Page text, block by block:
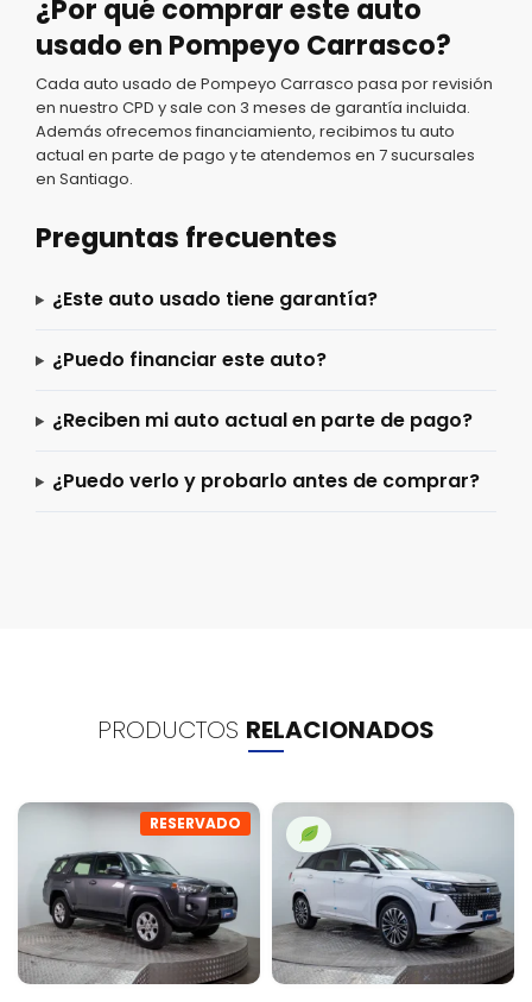
¿Por qué comprar este auto
usado en Pompeyo Carrasco?
Cada auto usado de Pompeyo Carrasco pasa por revisión
en nuestro CPD y sale con 3 meses de garantía incluida.
Además ofrecemos financiamiento, recibimos tu auto
actual en parte de pago y te atendemos en 7 sucursales
en Santiago.
Preguntas frecuentes
¿Este auto usado tiene garantía?
¿Puedo financiar este auto?
¿Reciben mi auto actual en parte de pago?
¿Puedo verlo y probarlo antes de comprar?
PRODUCTOS RELACIONADOS
RESERVADO